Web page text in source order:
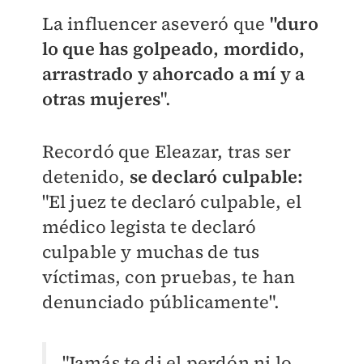
La influencer aseveró que "duro
lo que has golpeado, mordido,
arrastrado y ahorcado a mí y a
otras mujeres".
Recordó que Eleazar, tras ser
detenido, se declaró culpable:
"El juez te declaró culpable, el
médico legista te declaró
culpable y muchas de tus
víctimas, con pruebas, te han
denunciado públicamente".